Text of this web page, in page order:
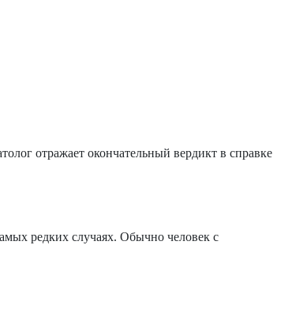
отражает окончательный вердикт в справке
редких случаях. Обычно человек с